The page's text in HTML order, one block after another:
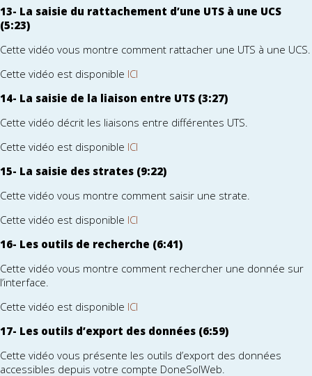
13- La saisie du rattachement d’une UTS à une UCS
(5:23)
Cette vidéo vous montre comment rattacher une UTS à une UCS.
Cette vidéo est disponible ICI
14- La saisie de la liaison entre UTS (3:27)
Cette vidéo décrit les liaisons entre différentes UTS.
Cette vidéo est disponible ICI
15- La saisie des strates (9:22)
Cette vidéo vous montre comment saisir une strate.
Cette vidéo est disponible ICI
16- Les outils de recherche (6:41)
Cette vidéo vous montre comment rechercher une donnée sur
l’interface.
Cette vidéo est disponible ICI
17- Les outils d’export des données (6:59)
Cette vidéo vous présente les outils d’export des données
accessibles depuis votre compte DoneSolWeb.